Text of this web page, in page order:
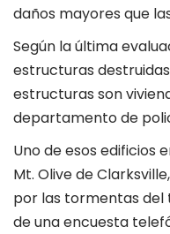
daños mayores que
Según la última
estructuras
estructuras son
departamento de
Uno de esos edificios
Mt. Olive de
por las tormentas
de una encuesta